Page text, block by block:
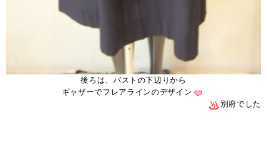
後ろは、バストの下辺りから
ギャザーでフレアラインのデザイン
別府でした